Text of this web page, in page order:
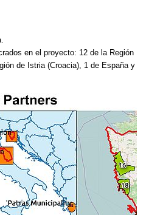
en el proyecto: 12 de la Región
de Istria (Croacia), 1 de España y